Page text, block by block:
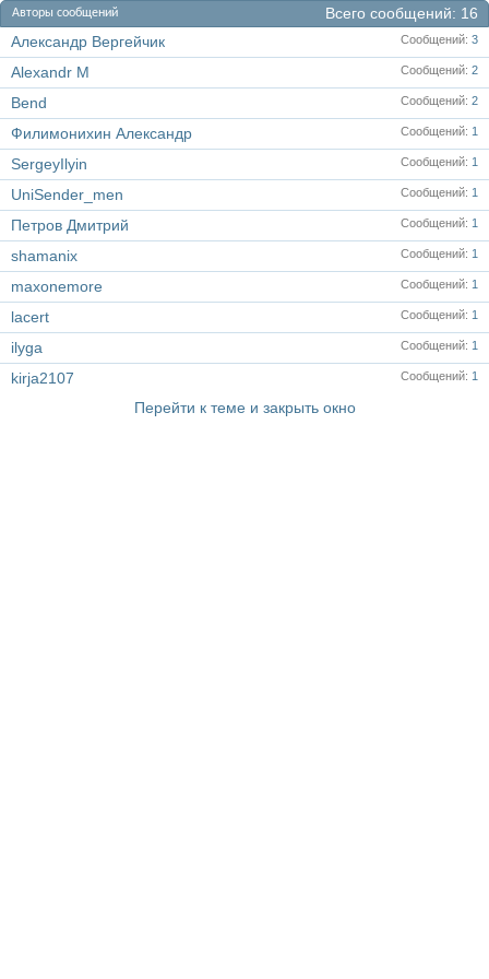
Всего сообщений 16
Авторы сообщений
Сообщений 3
Александр Вергейчик
Сообщений 2
Alexandr M
Сообщений 2
Bend
Сообщений 1
Филимонихин Александр
Сообщений 1
SergeyIlyin
Сообщений 1
UniSender_men
Сообщений 1
Петров Дмитрий
Сообщений 1
shamanix
Сообщений 1
maxonemore
Сообщений 1
lacert
Сообщений 1
ilyga
Сообщений 1
kirja2107
Перейти к теме и закрыть окно